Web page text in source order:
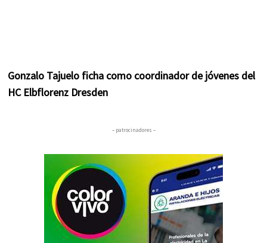
Gonzalo Tajuelo ficha como coordinador de jóvenes del
HC Elbflorenz Dresden
– patrocinadores –